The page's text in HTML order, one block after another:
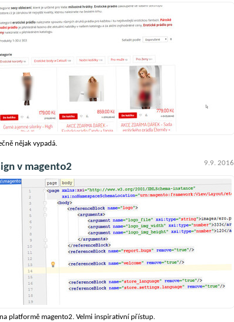
nějak vypadá.
9.9. 2016
v magento2
platformě magento2. Velmi inspirativní přístup.